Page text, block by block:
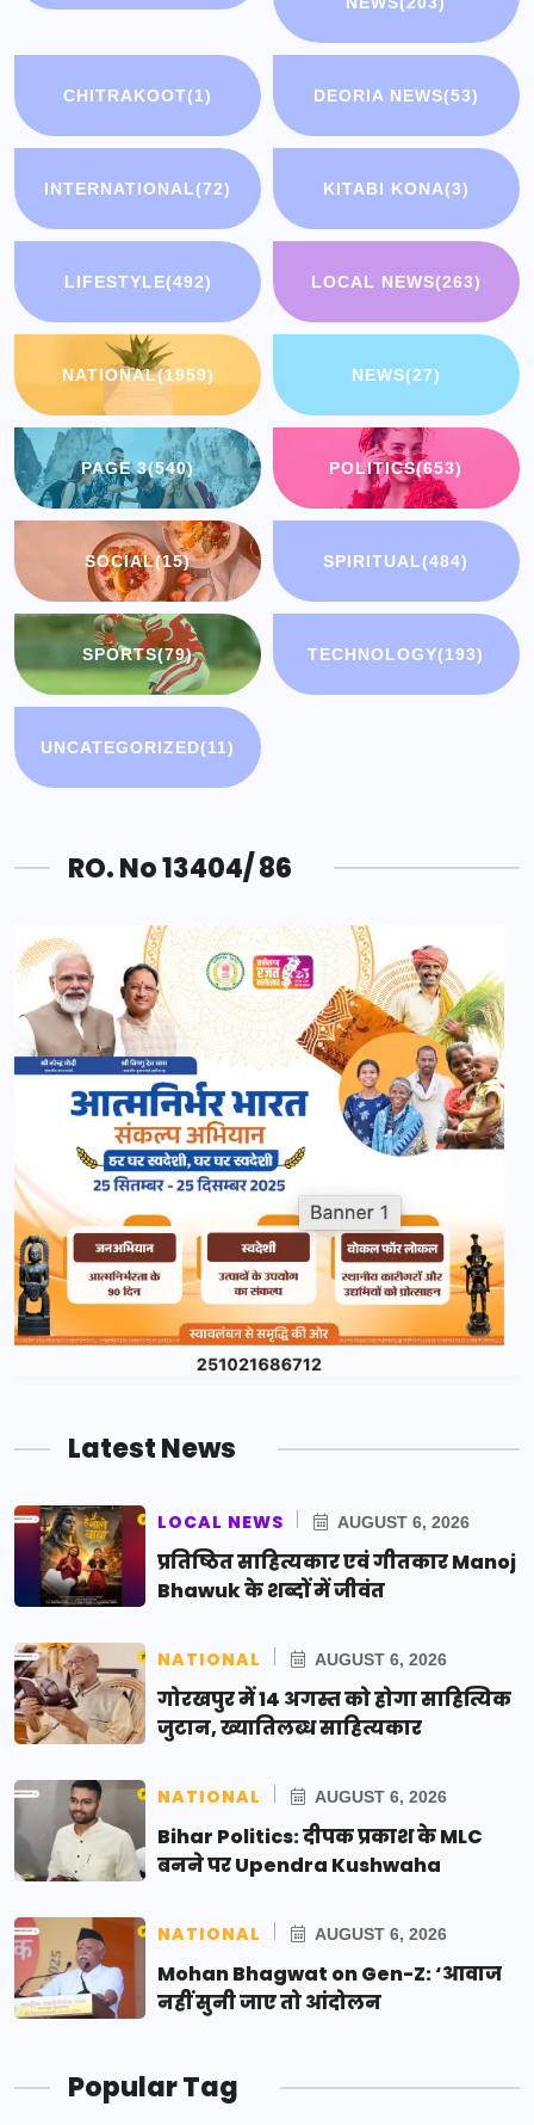
CHITRAKOOT(1) DEORIA NEWS(53)
INTERNATIONAL(72) KITABI KONA(3)
LIFESTYLE(492) LOCAL NEWS(263)
NATIONAL(1959) NEWS(27)
PAGE 3(540) POLITICS(653)
SOCIAL(15) SPIRITUAL(484)
SPORTS(79) TECHNOLOGY(193)
UNCATEGORIZED(11)
RO. No 13404/ 86
Latest News
LOCAL NEWS AUGUST 6, 2026
प्रतिष्ठित साहित्यकार एवं गीतकार Manoj
Bhawuk के शब्दों में जीवंत
NATIONAL AUGUST 6, 2026
गोरखपुर में 14 अगस्त को होगा साहित्यिक
जुटान, ख्यातिलब्ध साहित्यकार
NATIONAL AUGUST 6, 2026
Bihar Politics: दीपक प्रकाश के MLC
बनने पर Upendra Kushwaha
NATIONAL AUGUST 6, 2026
Mohan Bhagwat on Gen-Z: ‘आवाज
नहीं सुनी जाए तो आंदोलन
Popular Tag